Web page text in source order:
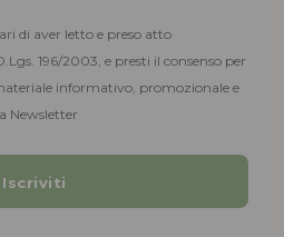
di aver letto e preso atto
196/2003, e presti il consenso per
informativo, promozionale e
Newsletter